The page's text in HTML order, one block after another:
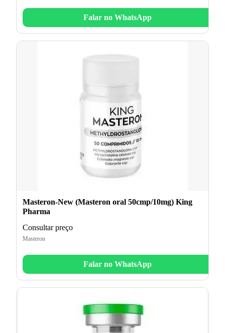
Falar no WhatsApp
Masteron-New (Masteron oral 50cmp/10mg) King
Pharma
Consultar preço
Masteron
Falar no WhatsApp